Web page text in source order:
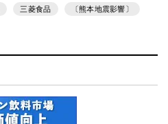
三菱食品 〔熊本地震影響〕